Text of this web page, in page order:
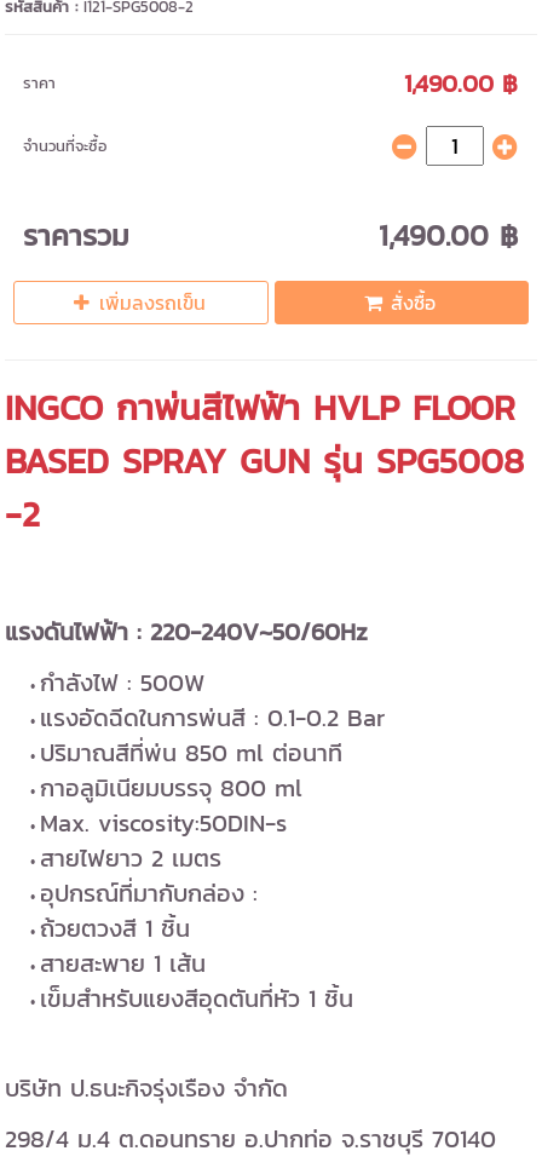
รหัสสินค้า :I121-SPG5008-2
ราคา 1,490.00 ฿
จำนวนที่จะซื้อ
ราคารวม 1,490.00 ฿
เพิ่มลงรถเข็น สั่งซื้อ
INGCO กาพ่นสีไฟฟ้า HVLP FLOOR
BASED SPRAY GUN รุ่น SPG5008
-2
แรงดันไฟฟ้า : 220-240V~50/60Hz
กำลังไฟ : 500W
แรงอัดฉีดในการพ่นสี : 0.1-0.2 Bar
ปริมาณสีที่พ่น 850 ml ต่อนาที
กาอลูมิเนียมบรรจุ 800 ml
Max. viscosity:50DIN-s
สายไฟยาว 2 เมตร
อุปกรณ์ที่มากับกล่อง :
ถ้วยตวงสี 1 ชิ้น
สายสะพาย 1 เส้น
เข็มสำหรับแยงสีอุดตันที่หัว 1 ชิ้น
บริษัท ป.ธนะกิจรุ่งเรือง จำกัด
298/4 ม.4 ต.ดอนทราย อ.ปากท่อ จ.ราชบุรี 70140